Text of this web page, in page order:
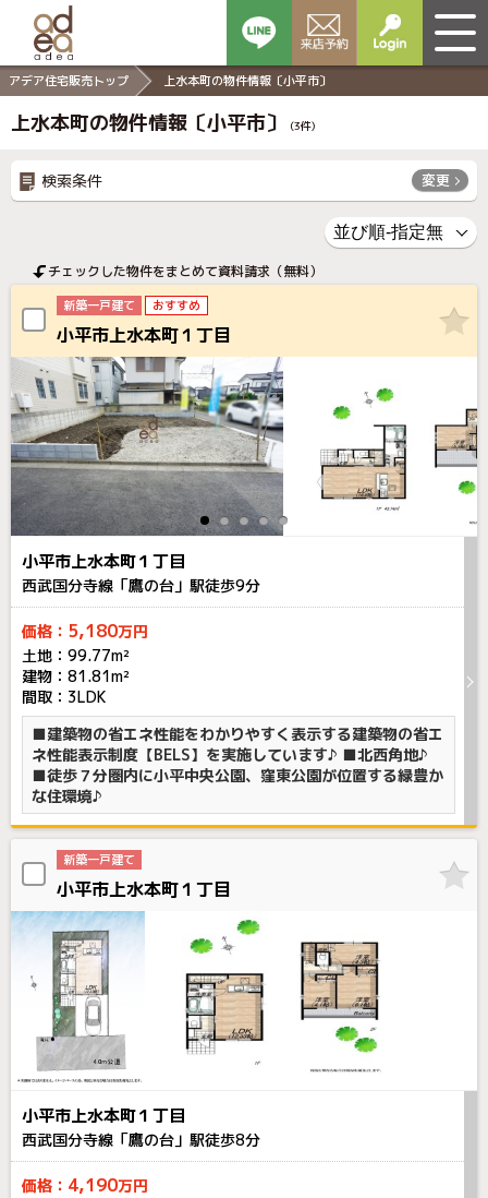
アデア住宅販売トップ 上水本町の物件情報〔小平市〕
上水本町の物件情報〔小平市〕 (3件)
検索条件 変更
チェックした物件をまとめて資料請求（無料）
新築一戸建て おすすめ
小平市上水本町１丁目
小平市上水本町１丁目
西武国分寺線「鷹の台」駅徒歩9分
価格： 5,180万円
土地：99.77m²
建物：81.81m²
間取：3LDK
■建築物の省エネ性能をわかりやすく表示する建築物の省エ
ネ性能表示制度【BELS】を実施しています♪ ■北西角地♪
■徒歩７分圏内に小平中央公園、窪東公園が位置する緑豊か
な住環境♪
新築一戸建て
小平市上水本町１丁目
小平市上水本町１丁目
西武国分寺線「鷹の台」駅徒歩8分
価格： 4,190万円